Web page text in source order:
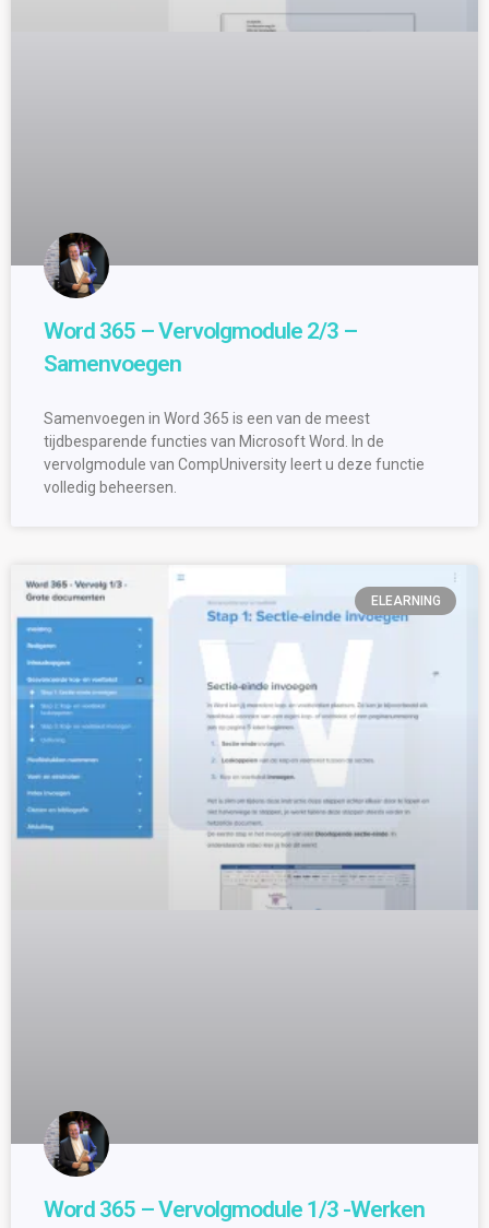
Word 365 – Vervolgmodule 2/3 –
Samenvoegen
Samenvoegen in Word 365 is een van de meest
tijdbesparende functies van Microsoft Word. In de
vervolgmodule van CompUniversity leert u deze functie
volledig beheersen.
ELEARNING
Word 365 – Vervolgmodule 1/3 -Werken